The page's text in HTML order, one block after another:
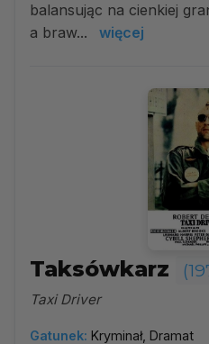
balansując na cienkiej
a braw...
więcej
Taksówkarz
Taxi Driver
Gatunek: Kryminał, Dramat